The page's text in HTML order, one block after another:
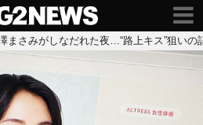
まさみがしなだれた夜…“路上キス”狙い